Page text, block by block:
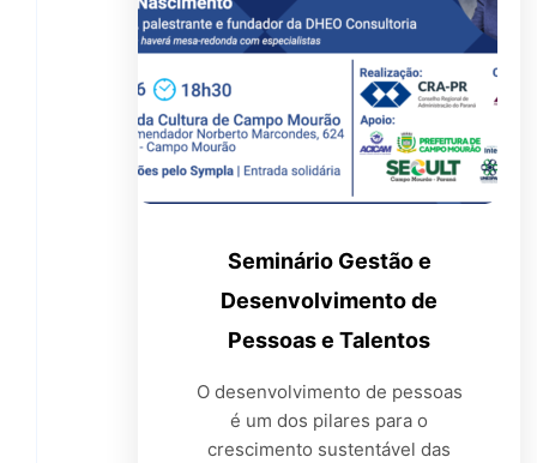
Seminário Gestão e
Desenvolvimento de
Pessoas e Talentos
O desenvolvimento de pessoas
é um dos pilares para o
crescimento sustentável das